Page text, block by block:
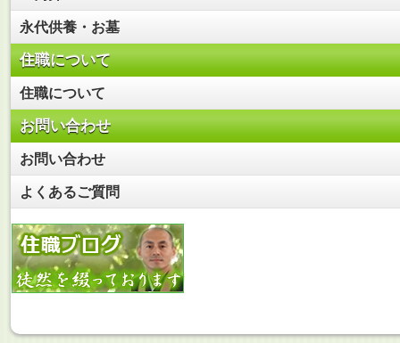
永代供養・お墓
住職について
住職について
お問い合わせ
お問い合わせ
よくあるご質問